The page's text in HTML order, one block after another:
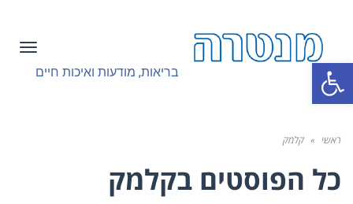
פתח סרגל נגישות בריאות, מודעות ואיכות חיים
ראשי » קלמק
כל הפוסטים בקלמק